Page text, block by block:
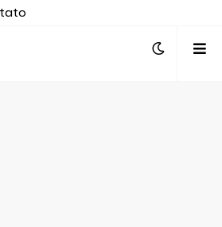
Clovis Almeida.